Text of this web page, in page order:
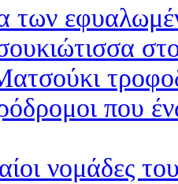
των
που
νομάδες